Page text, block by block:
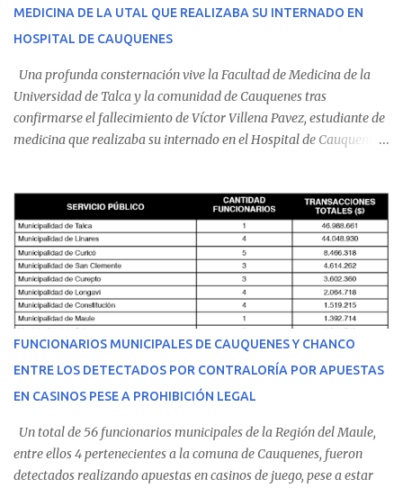
MEDICINA DE LA UTAL QUE REALIZABA SU INTERNADO EN
HOSPITAL DE CAUQUENES
Una profunda consternación vive la Facultad de Medicina de la
Universidad de Talca y la comunidad de Cauquenes tras
confirmarse el fallecimiento de Víctor Villena Pavez, estudiante de
medicina que realizaba su internado en el Hospital de Cauquenes.
malestares físicos. Dada la complejidad de su estado de salud, el
equipo médico determinó su traslado de urgencia al Hospital
Regional de Talca y dado la urgencia la ambulancia partió hacia
Talca con escolta de Carabineros. En medio del traslado, el
estudiante de medicina de 25 años, se agravó y pese a los esfuerzos
del personal de emergencia terminó falleciendo, sin alcanzar a
recibir atención especializada en el centro de destino. Apenas se
conoció la gravedad de su condición, sus padres —residentes en
Villarrica— se trasladaron a Cauquenes con la esperanza de una
evolución favorable. No obstante, alrededo...
FUNCIONARIOS MUNICIPALES DE CAUQUENES Y CHANCO
ENTRE LOS DETECTADOS POR CONTRALORÍA POR APUESTAS
EN CASINOS PESE A PROHIBICIÓN LEGAL
Un total de 56 funcionarios municipales de la Región del Maule,
entre ellos 4 pertenecientes a la comuna de Cauquenes, fueron
detectados realizando apuestas en casinos de juego, pese a estar